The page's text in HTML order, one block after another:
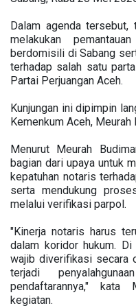
Dalam agenda
melakukan
berdomisili di Sabang
terhadap salah satu
Partai Perjuangan Aceh.
Kunjungan ini dipimpin
Kemenkum Aceh, Meurah
Menurut Meurah
bagian dari upaya untuk
kepatuhan notaris
serta mendukung
melalui verifikasi parpol.
"Kinerja notaris harus
dalam koridor hukum.
wajib diverifikasi secara
terjadi
pendaftarannya,"
kegiatan.